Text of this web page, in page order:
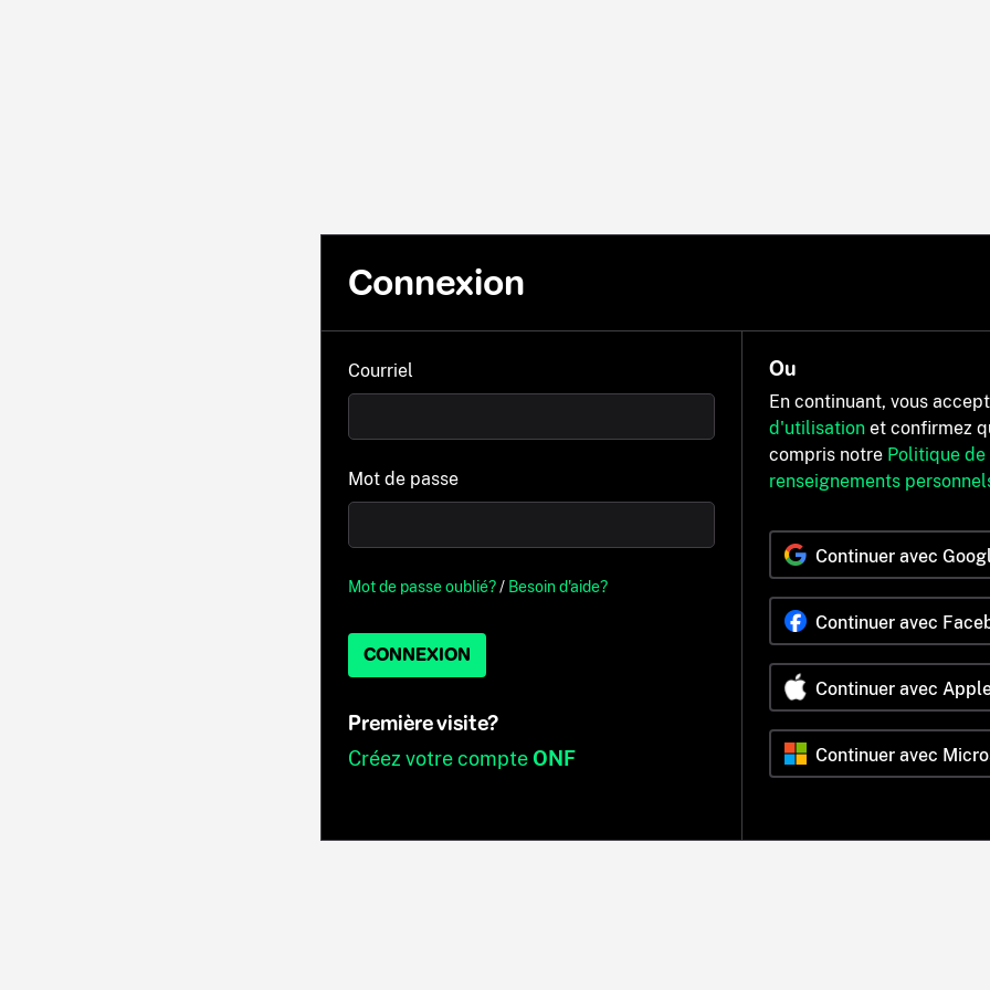
Connexion
Courriel
Mot de passe
Mot de passe oublié?/ Besoin d'aide?
CONNEXION
Première visite?
Créez votre compteONF
Ou
En continuant, vous
d'utilisation et confirmez
compris notre Politique
renseignements
Continuer avec
Continuer avec
Continuer avec
Continuer avec